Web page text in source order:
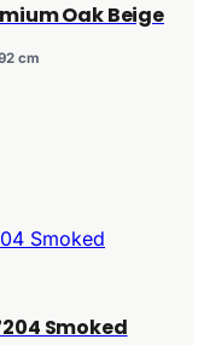
Oak Beige
cm
Smoked